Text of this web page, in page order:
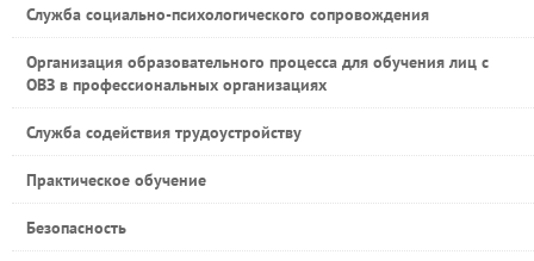
Служба социально-психологического сопровождения
Организация образовательного процесса для обучения лиц с
ОВЗ в профессиональных организациях
Служба содействия трудоустройству
Практическое обучение
Безопасность